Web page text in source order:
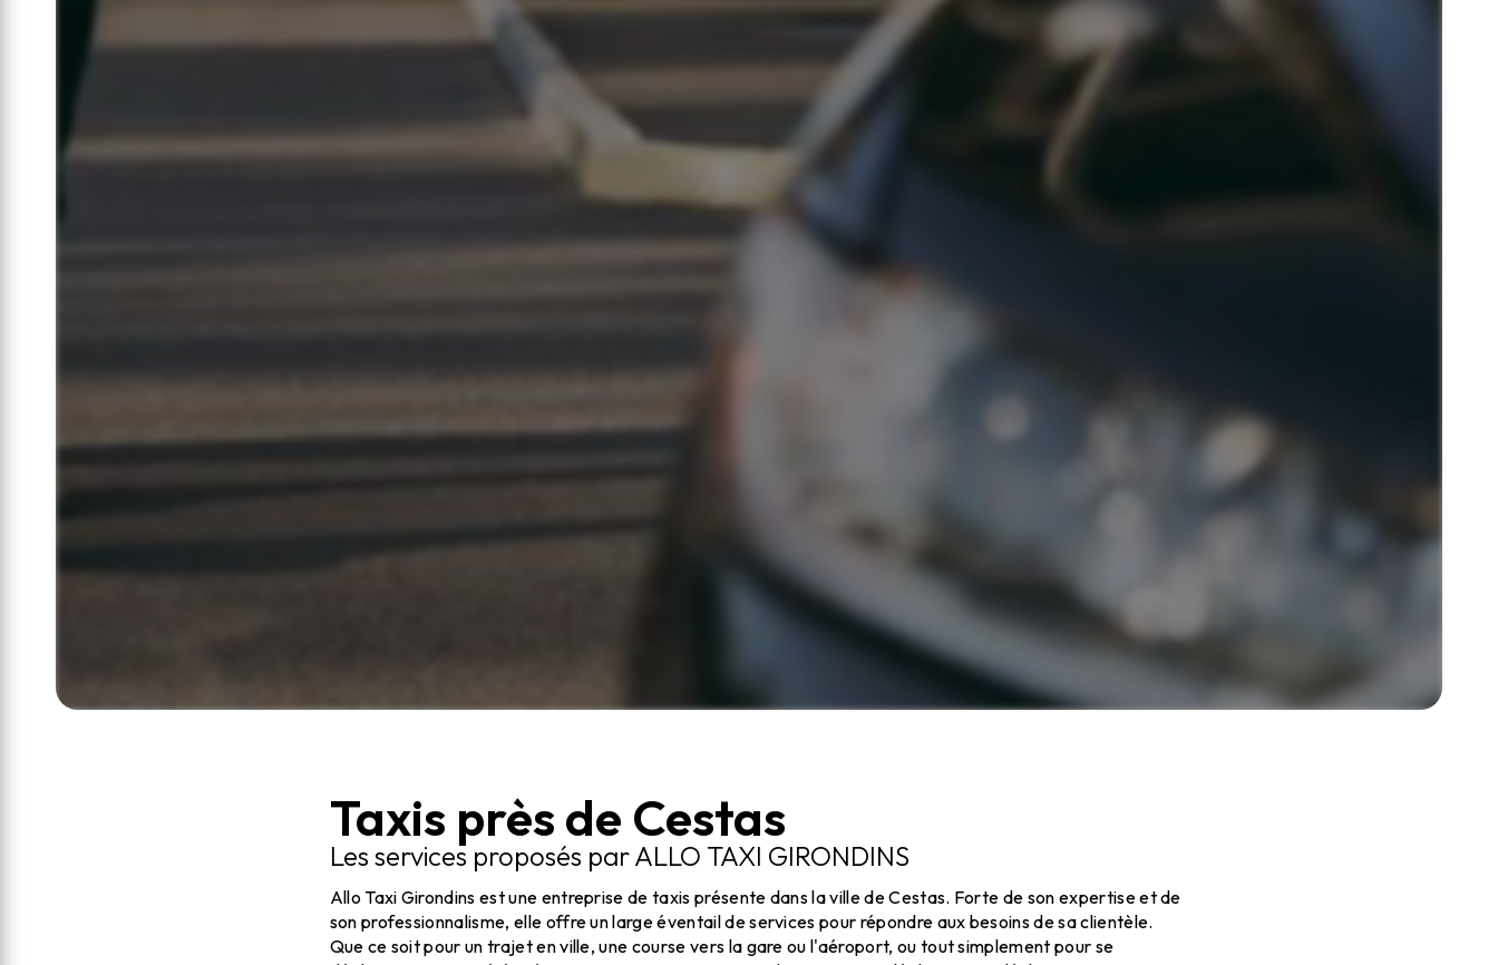
Taxis près de Cestas
Les services proposés par ALLO TAXI GIRONDINS
Allo Taxi Girondins est une entreprise de taxis présente dans la ville de Cestas. Forte de son expertise et de
son professionnalisme, elle offre un large éventail de services pour répondre aux besoins de sa clientèle.
Que ce soit pour un trajet en ville, une course vers la gare ou l'aéroport, ou tout simplement pour se